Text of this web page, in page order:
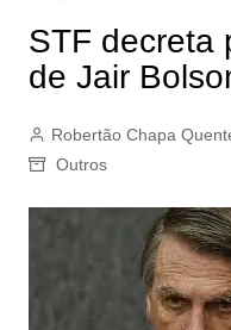
STF decreta
de Jair
Robertão Chapa
Outros